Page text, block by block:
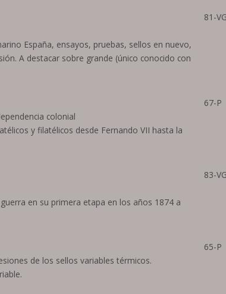
España, ensayos, pruebas, sellos en nuevo,
A destacar sobre grande (único conocido con
81-VG
colonial
y filatélicos desde Fernando VII hasta la
67-P
en su primera etapa en los años 1874 a
83-VG
de los sellos variables térmicos.
65-P